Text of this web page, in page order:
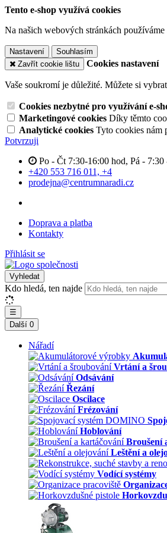
Tento e-shop využívá cookies
Na našich webových stránkách
Nastavení
Souhlasím
Zavřít cookie lištu
Cookies nastavení
Vaše soukromí je důležité. Můžete si
Cookies nezbytné pro využívání e-
Marketingové cookies Díky těmto
Analytické cookies Tyto cookies nám
Potvrzuji
Po - Čt 7:30-16:00 hod, Pá - 7:30
+420 553 716 011, +4
prodejna@centrumnaradi.cz
Doprava a platba
Kontakty
Přihlásit se
Vyhledat
Kdo hledá, ten najde
☰
Další 0
Nářadí
Vrtání a
Odsávání
Řezání
Oscilace
Frézování
Hoblování
Broušení
Leštění a
Vodící systémy